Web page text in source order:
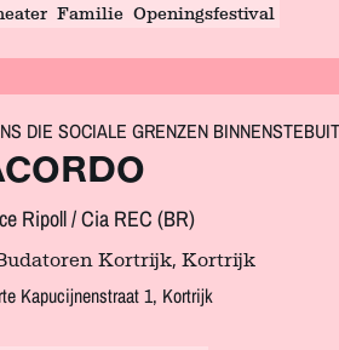
Familie Openingsfestival
Ripoll / Cia REC (BR)
DIE SOCIALE GRENZEN
Kortrijk, Kortrijk
Kapucijnenstraat 1, Kortrijk